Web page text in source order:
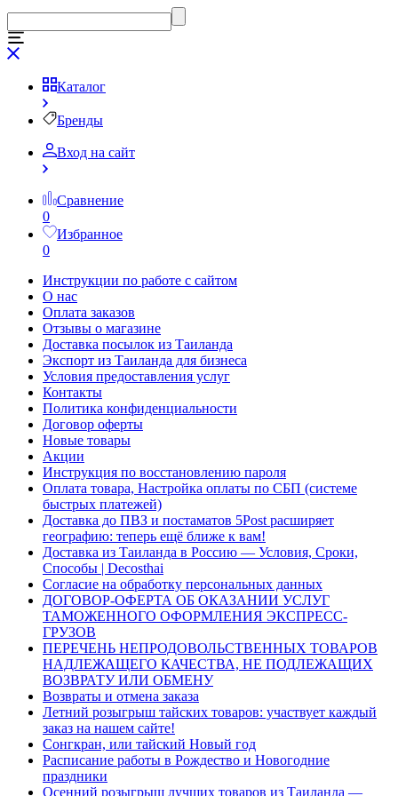
Каталог
Бренды
Вход на сайт
Сравнение
0
Избранное
0
Инструкции по работе с сайтом
О нас
Оплата заказов
Отзывы о магазине
Доставка посылок из Таиланда
Экспорт из Таиланда для бизнеса
Условия предоставления услуг
Контакты
Политика конфиденциальности
Договор оферты
Новые товары
Акции
Инструкция по восстановлению пароля
Оплата товара, Настройка оплаты по СБП (системе
быстрых платежей)
Доставка до ПВЗ и постаматов 5Post расширяет
географию: теперь ещё ближе к вам!
Доставка из Таиланда в Россию — Условия, Сроки,
Способы | Decosthai
Согласие на обработку персональных данных
ДОГОВОР-ОФЕРТА ОБ ОКАЗАНИИ УСЛУГ
ТАМОЖЕННОГО ОФОРМЛЕНИЯ ЭКСПРЕСС-
ГРУЗОВ
ПЕРЕЧЕНЬ НЕПРОДОВОЛЬСТВЕННЫХ ТОВАРОВ
НАДЛЕЖАЩЕГО КАЧЕСТВА, НЕ ПОДЛЕЖАЩИХ
ВОЗВРАТУ ИЛИ ОБМЕНУ
Возвраты и отмена заказа
Летний розыгрыш тайских товаров: участвует каждый
заказ на нашем сайте!
Сонгкран, или тайский Новый год
Расписание работы в Рождество и Новогодние
праздники
Осенний розыгрыш лучших товаров из Таиланда —